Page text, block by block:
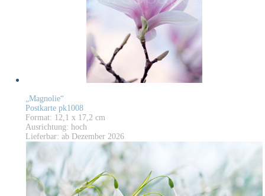
„Magnolie“
Postkarte pk1008
Format: 12,1 x 17,2 cm
Ausrichtung: hoch
Lieferbar: ab Dezember 2026